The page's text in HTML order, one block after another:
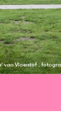
van Vloeistof ,